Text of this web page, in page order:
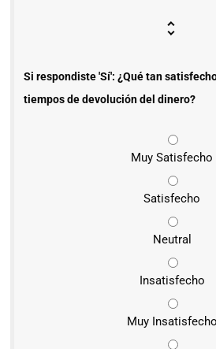
Si respondiste 'Sí': ¿Qué tan
tiempos de devolución del dinero?
Muy Satisfecho
Satisfecho
Neutral
Insatisfecho
Muy Insatisfecho